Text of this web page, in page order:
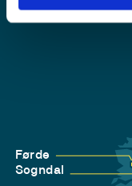
Førde
Sogndal